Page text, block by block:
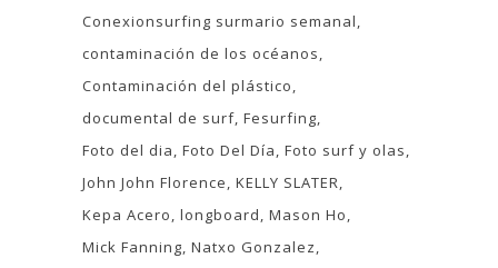
Conexionsurfing surmario semanal
contaminación de los océanos
Contaminación del plástico
documental de surf Fesurfing
Foto del dia Foto Del Día Foto surf y olas
John John Florence KELLY SLATER
Kepa Acero longboard Mason Ho
Mick Fanning Natxo Gonzalez